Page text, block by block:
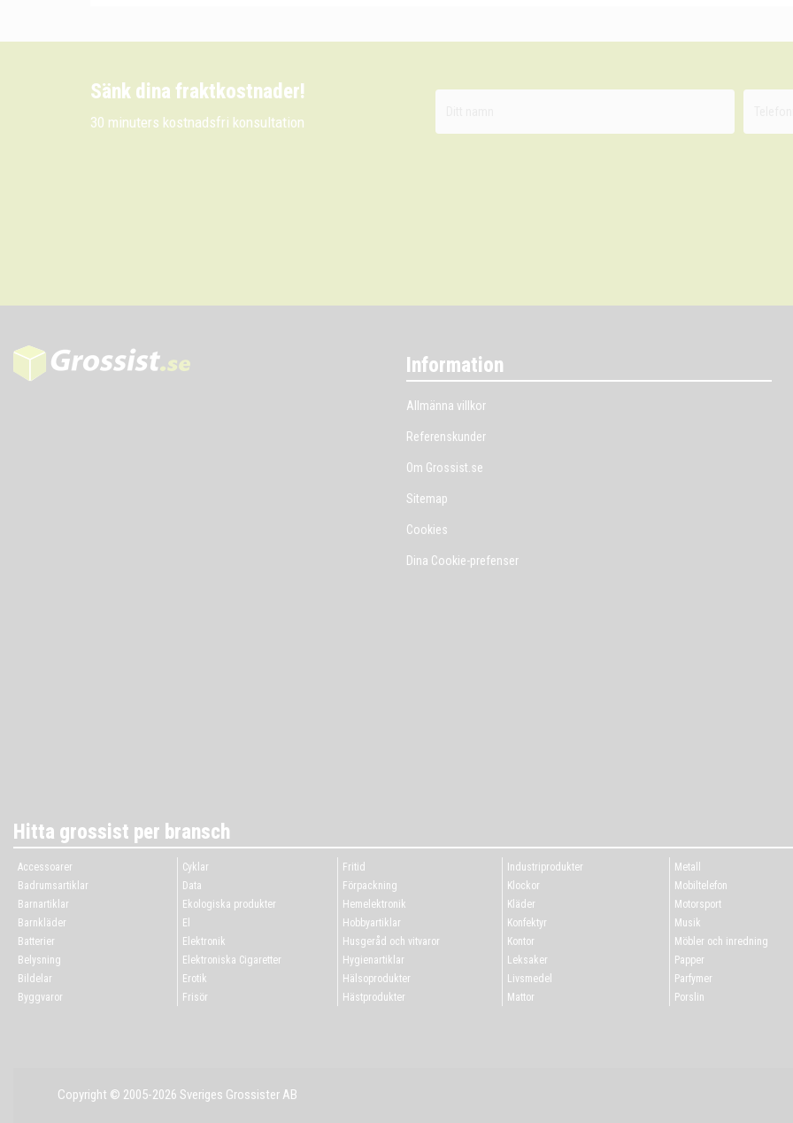
Sänk dina fraktkostnader!
30 minuters kostnadsfri konsultation
Information
Allmänna villkor
Referenskunder
Om Grossist.se
Sitemap
Cookies
Dina Cookie-prefenser
Hitta grossist per bransch
Accessoarer
Badrumsartiklar
Barnartiklar
Barnkläder
Batterier
Belysning
Bildelar
Byggvaror
Cyklar
Data
Ekologiska produkter
El
Elektronik
Elektroniska Cigaretter
Erotik
Frisör
Fritid
Förpackning
Hemelektronik
Hobbyartiklar
Husgeråd och vitvaror
Hygienartiklar
Hälsoprodukter
Hästprodukter
Industriprodukter
Klockor
Kläder
Konfektyr
Kontor
Leksaker
Livsmedel
Mattor
Metall
Mobiltelefon
Motorsport
Musik
Möbler och inredning
Papper
Parfymer
Porslin
Copyright © 2005-2026 Sveriges Grossister AB